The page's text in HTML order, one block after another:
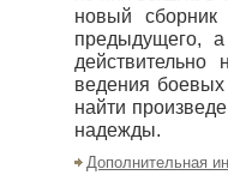
новый сборник
предыдущего,
ведения
найти
надежды.
Дополнительная